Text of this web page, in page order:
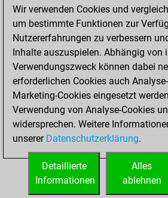
Matt auf vollem Brett
Bauer setzt Matt
Erstickte Matts
Unterverwandlungen
Türme auf der siebten
STARTSEITE
Wir verwenden Cookies und
um bestimmte Funktionen zur
Nutzererfahrungen zu verbessern
Inhalte auszuspielen. Abhängig von
Verwendungszweck können dabei
erforderlichen Cookies auch
Marketing-Cookies eingesetzt
Verwendung von Analyse-Cookies
widersprechen. Weitere
unserer Datenschutzerklärung.
Alles
ablehnen
Detaillierte
Informationen